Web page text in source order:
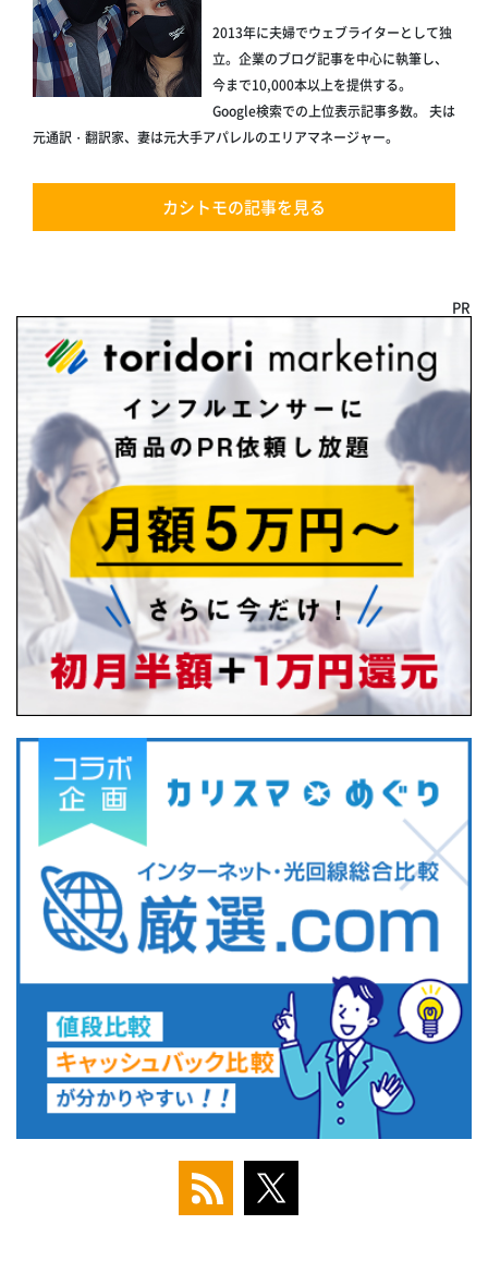
2013年に夫婦でウェブライターとして独
立。企業のブログ記事を中心に執筆し、
今まで10,000本以上を提供する。
Google検索での上位表示記事多数。 夫は
元通訳・翻訳家、妻は元大手アパレルのエリアマネージャー。
カシトモの記事を見る
PR